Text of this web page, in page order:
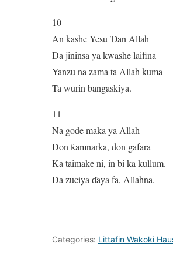
10
An kashe Yesu Ɗan Allah
Da jininsa ya kwashe laifina
Yanzu na zama ta Allah kuma
Ta wurin bangaskiya.
11
Na gode maka ya Allah
Don ƙamnarka, don gafara
Ka taimake ni, in bi ka kullum.
Da zuciya ɗaya fa, Allahna.
Categories: Littafin Wakoki